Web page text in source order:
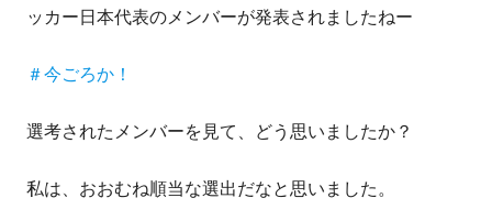
ッカー日本代表のメンバーが発表されましたねー
＃今ごろか！
選考されたメンバーを見て、どう思いましたか？
私は、おおむね順当な選出だなと思いました。